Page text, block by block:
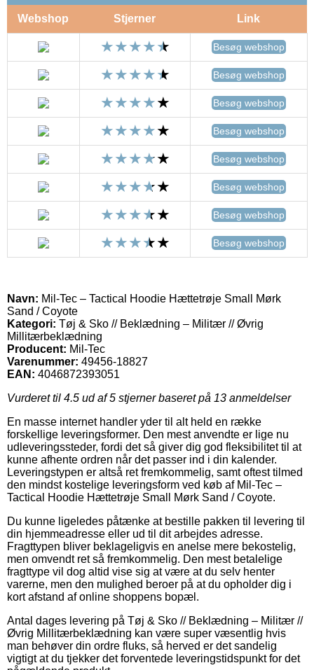
Webshop Stjerner Link
Besøg webshop
Besøg webshop
Besøg webshop
Besøg webshop
Besøg webshop
Besøg webshop
Besøg webshop
Besøg webshop
Navn: Mil-Tec – Tactical Hoodie Hættetrøje Small Mørk
Sand / Coyote
Kategori: Tøj & Sko // Beklædning – Militær // Øvrig
Millitærbeklædning
Producent: Mil-Tec
Varenummer: 49456-18827
EAN: 4046872393051
Vurderet til 4.5 ud af 5 stjerner baseret på 13 anmeldelser
En masse internet handler yder til alt held en række
forskellige leveringsformer. Den mest anvendte er lige nu
udleveringssteder, fordi det så giver dig god fleksibilitet til at
kunne afhente ordren når det passer ind i din kalender.
Leveringstypen er altså ret fremkommelig, samt oftest tilmed
den mindst kostelige leveringsform ved køb af Mil-Tec –
Tactical Hoodie Hættetrøje Small Mørk Sand / Coyote.
Du kunne ligeledes påtænke at bestille pakken til levering til
din hjemmeadresse eller ud til dit arbejdes adresse.
Fragttypen bliver beklageligvis en anelse mere bekostelig,
men omvendt ret så fremkommelig. Den mest betalelige
fragttype vil dog altid vise sig at være at du selv henter
varerne, men den mulighed beroer på at du opholder dig i
kort afstand af online shoppens bopæl.
Antal dages levering på Tøj & Sko // Beklædning – Militær //
Øvrig Millitærbeklædning kan være super væsentlig hvis
man behøver din ordre fluks, så herved er det sandelig
vigtigt at du tjekker det forventede leveringstidspunkt for det